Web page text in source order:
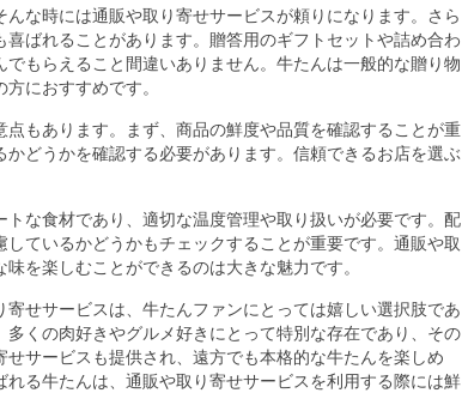
な時には通販や取り寄せサービスが頼りになります。さら
ばれることがあります。贈答用のギフトセットや詰め合わ
もらえること間違いありません。牛たんは一般的な贈り物
におすすめです。
もあります。まず、商品の鮮度や品質を確認することが重
どうかを確認する必要があります。信頼できるお店を選ぶ
な食材であり、適切な温度管理や取り扱いが必要です。配
ているかどうかもチェックすることが重要です。通販や取
を楽しむことができるのは大きな魅力です。
せサービスは、牛たんファンにとっては嬉しい選択肢であ
くの肉好きやグルメ好きにとって特別な存在であり、その
サービスも提供され、遠方でも本格的な牛たんを楽しめ
る牛たんは、通販や取り寄せサービスを利用する際には鮮